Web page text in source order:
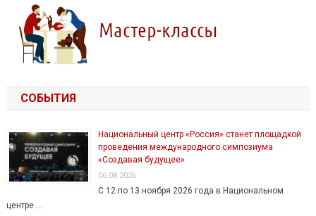
СОБЫТИЯ
Национальный центр «Россия» станет площадкой
проведения международного симпозиума
«Создавая будущее»
06.08.2026
С 12 по 13 ноября 2026 года в Национальном
центре …